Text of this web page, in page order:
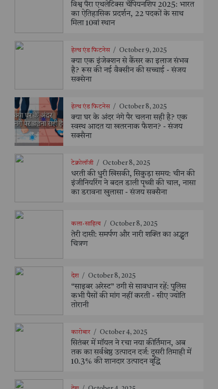
विश्व पैरा एथलेटिक्स चैंपियनशिप 2025: भारत
का ऐतिहासिक प्रदर्शन, 22 पदकों के साथ
मिला 10वां स्थान
हेल्थ एंड फिटनेस / October 9, 2025
क्या एक इंजेक्शन से कैंसर का इलाज संभव
है? रूस की नई वैक्सीन की सच्चाई - संजय
सक्सेना
हेल्थ एंड फिटनेस / October 8, 2025
क्या घर के अंदर नंगे पैर चलना सही है? एक
स्वस्थ आदत या खतरनाक फैशन? - संजय
सक्सैना
टेक्नोलॉजी / October 8, 2025
धरती की धुरी खिसकी, सिकुड़ा समय: चीन की
इंजीनियरिंग ने बदल डाली पृथ्वी की चाल, नासा
का डरावना खुलासा - संजय सक्सैना
कला-साहित्य / October 8, 2025
तेरी दासी: समर्पण और नारी शक्ति का अद्भुत
चित्रण
देश / October 8, 2025
“साइबर अरेस्ट” ठगी से सावधान रहें: पुलिस
कभी पैसों की मांग नहीं करती - सीए ज्योति
तोरानी
कारोबार / October 4, 2025
सितंबर में मॉयल ने रचा नया कीर्तिमान, अब
तक का सर्वश्रेष्ठ उत्पादन दर्ज: दूसरी तिमाही में
10.3% की शानदार उत्पादन वृद्धि